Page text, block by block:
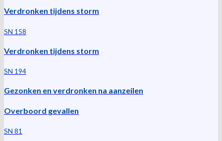
Verdronken tijdens storm
SN 158
Verdronken tijdens storm
SN 194
Gezonken en verdronken na aanzeilen
Overboord gevallen
SN 81